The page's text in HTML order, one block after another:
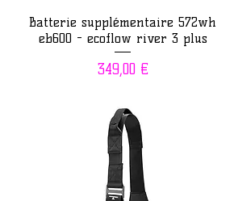
Aperçu rapide
Batterie supplémentaire 572wh
eb600 - ecoflow river 3 plus
Prix
349,00 €